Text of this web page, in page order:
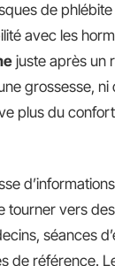
de phlébite
avec les
juste après un
grossesse, ni
plus du
tourner vers des
séances
de référence.